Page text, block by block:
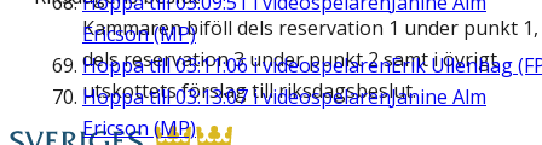
Ericson (MP)
Hoppa till03:11:06i videospelarenErik Ullenhag
Hoppa till03:13:07i videospelarenJanine Alm
Ericson (MP)
Kammaren biföll dels reservation 1 under punkt 1,
dels reservation 3 under punkt 2 samt i övrigt
utskottets förslag till riksdagsbeslut.